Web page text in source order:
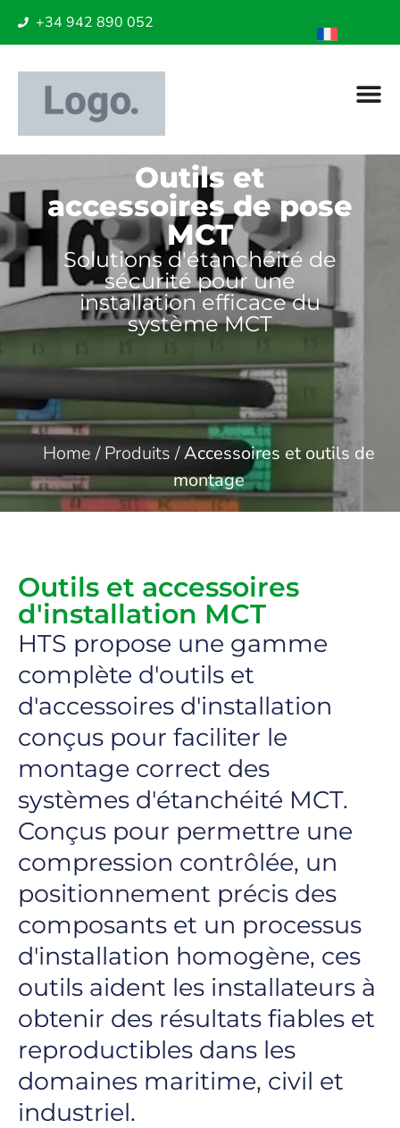
+34 942 890 052
Outils et
accessoires de pose
MCT
Solutions d'étanchéité de
sécurité pour une
installation efficace du
système MCT
Home/Produits/Accessoires et outils de
montage
Outils et accessoires
d'installation MCT
HTS propose une gamme
complète d'outils et
d'accessoires d'installation
conçus pour faciliter le
montage correct des
systèmes d'étanchéité MCT.
Conçus pour permettre une
compression contrôlée, un
positionnement précis des
composants et un processus
d'installation homogène, ces
outils aident les installateurs à
obtenir des résultats fiables et
reproductibles dans les
domaines maritime, civil et
industriel.